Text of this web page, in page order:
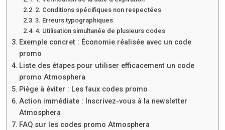
2. Conditions spécifiques non respectées
3. Erreurs typographiques
4. Utilisation simultanée de plusieurs codes
Exemple concret : Économie réalisée avec un code
promo
Liste des étapes pour utiliser efficacement un code
promo Atmosphera
Piège à éviter : Les faux codes promo
Action immédiate : Inscrivez-vous à la newsletter
Atmosphera
FAQ sur les codes promo Atmosphera